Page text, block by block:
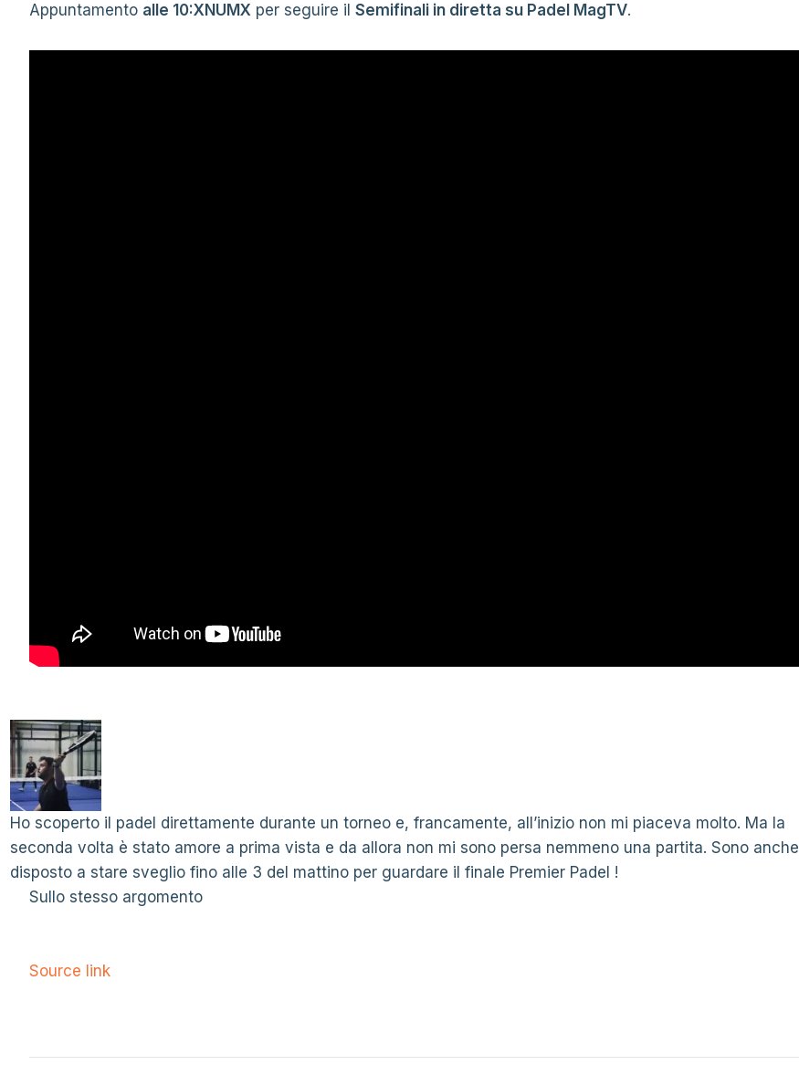
Appuntamento alle 10:XNUMX per seguire il Semifinali in diretta su Padel MagTV.
Ho scoperto il padel direttamente durante un torneo e, francamente, all’inizio non mi piaceva molto. Ma la
seconda volta è stato amore a prima vista e da allora non mi sono persa nemmeno una partita. Sono anche
disposto a stare sveglio fino alle 3 del mattino per guardare il finale Premier Padel !
Sullo stesso argomento
Source link